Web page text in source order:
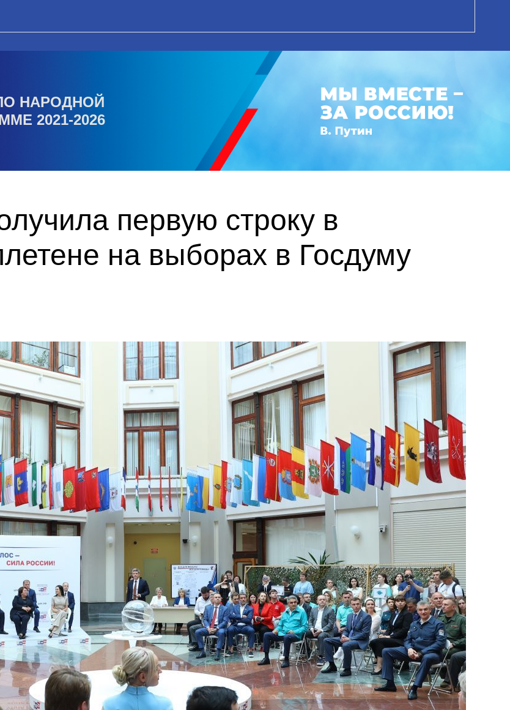
НАРОДНОЙ
2021-2026
первую строку в
на выборах в Госдуму